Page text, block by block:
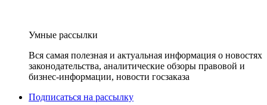
Умные рассылки
Вся самая полезная и актуальная информация о новостях
законодательства, аналитические обзоры правовой и
бизнес-информации, новости госзаказа
Подписаться на рассылку